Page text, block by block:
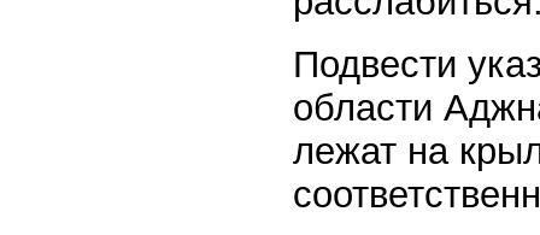
Подвести
области
лежат на